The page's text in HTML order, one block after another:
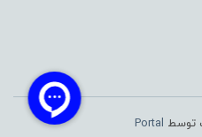
توسط Portal